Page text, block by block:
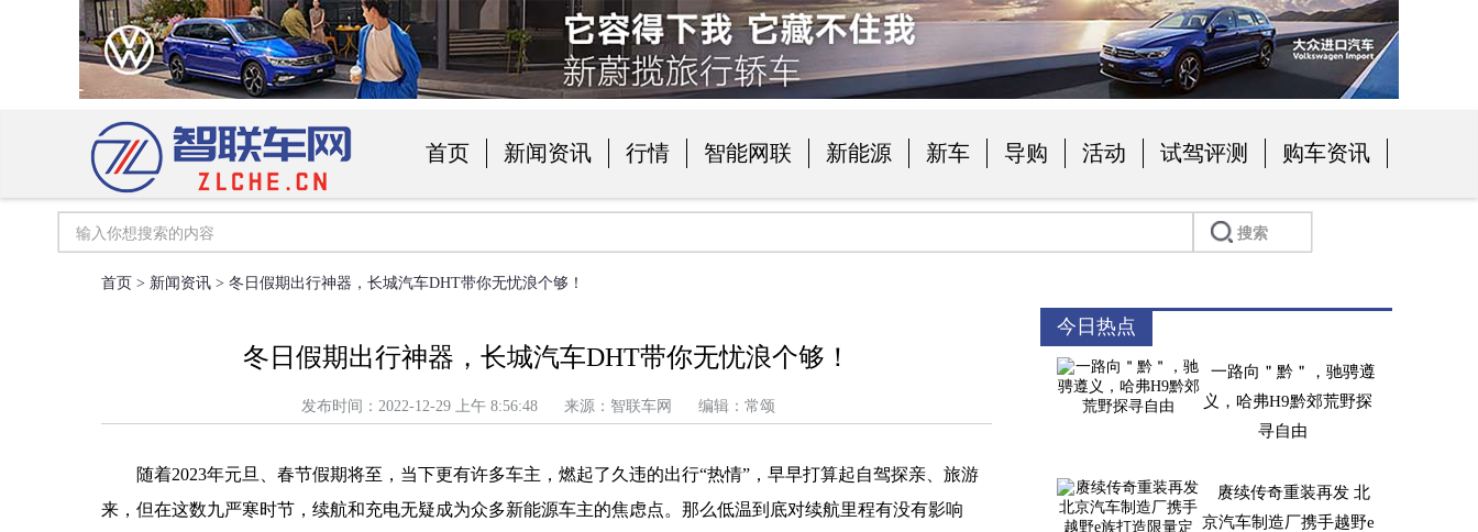
首页 新闻资讯 行情 智能网联 新能源 新车 导购 活动 试驾评测 购车资讯
首页 > 新闻资讯 > 冬日假期出行神器，长城汽车DHT带你无忧浪个够！
冬日假期出行神器，长城汽车DHT带你无忧浪个够！
发布时间：2022-12-29 上午 8:56:48 来源：智联车网 编辑：常颂
随着2023年元旦、春节假期将至，当下更有许多车主，燃起了久违的出行“热情”，早早打算起自驾探亲、旅游
来，但在这数九严寒时节，续航和充电无疑成为众多新能源车主的焦虑点。那么低温到底对续航里程有没有影响
今日热点
一路向＂黔＂，驰骋遵
义，哈弗H9黔郊荒野探
寻自由
赓续传奇重装再发 北
京汽车制造厂携手越野e